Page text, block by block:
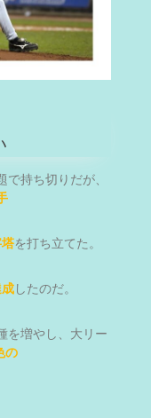
で持ち切りだが、
を打ち立てた。
したのだ。
を増やし、大リー
の